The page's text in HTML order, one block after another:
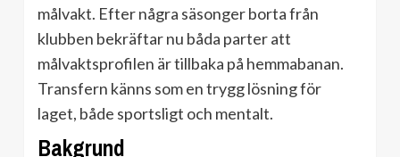
målvakt. Efter några säsonger borta från
klubben bekräftar nu båda parter att
målvaktsprofilen är tillbaka på hemmabanan.
Transfern känns som en trygg lösning för
laget, både sportsligt och mentalt.
Bakgrund